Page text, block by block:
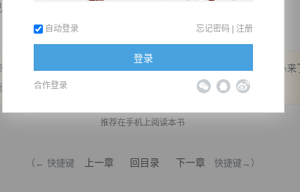
远...
了，正在输液，拿了些药，还好不是大病。 我也可以真正放下心
有。 继续求鲜花！
推荐在手机上阅读本书
（← 快捷键 上一章 回目录 下一章 快捷键→）
自动登录 忘记密码 | 注册
登录
合作登录